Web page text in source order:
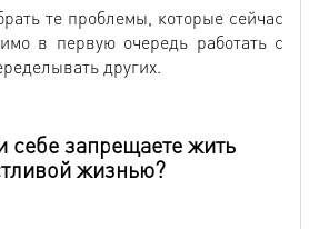
те проблемы, которые сейчас
в первую очередь работать с
других.
себе запрещаете жить
жизнью?